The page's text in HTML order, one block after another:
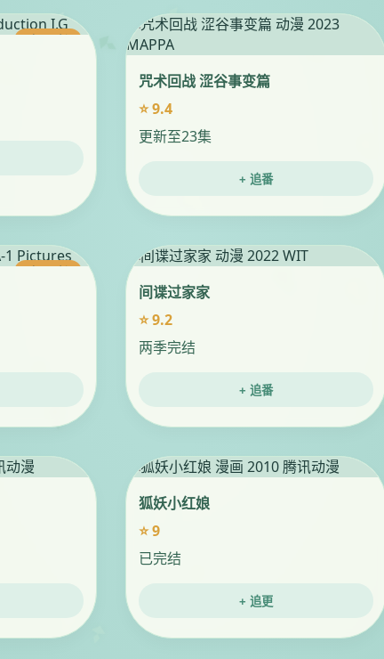
咒术回战 涩谷事变篇
⭐ 9.4
更新至23集
+ 追番
间谍过家家
⭐ 9.2
两季完结
+ 追番
狐妖小红娘
⭐ 9
已完结
+ 追更